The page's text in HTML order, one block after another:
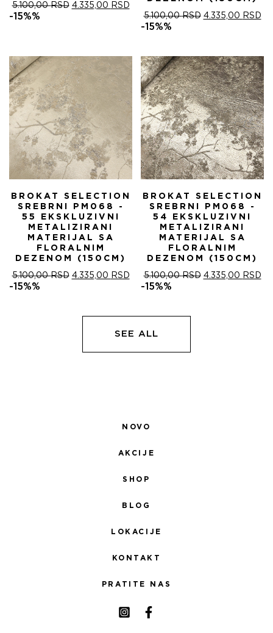
5.100,00RSD ОРИГИНАЛНА
4.335,00 RSDТРЕНУТНА
ЦЕНА
-15%%
5.100,00RSD ОРИГИНАЛНА
5.100,00 RSD.
4.335,00 RSD
-15%%
BROKAT SELECTION
SREBRNI PM068 -
55 EKSKLUZIVNI
METALIZIRANI
MATERIJAL SA
FLORALNIM
DEZENOM (150CM)
5.100,00RSD ОРИГИНАЛНА
5.100,00 RSD.
4.335,00 RSDТРЕНУТНА
ЦЕНА
-15%%
BROKAT SELECTION
SREBRNI PM068 -
54 EKSKLUZIVNI
METALIZIRANI
MATERIJAL SA
FLORALNIM
DEZENOM (150CM)
5.100,00RSD ОРИГИНАЛНА
4.335,00 RSD
-15%%
SEE ALL
NOVO
AKCIJE
SHOP
BLOG
LOKACIJE
KONTAKT
PRATITE NAS